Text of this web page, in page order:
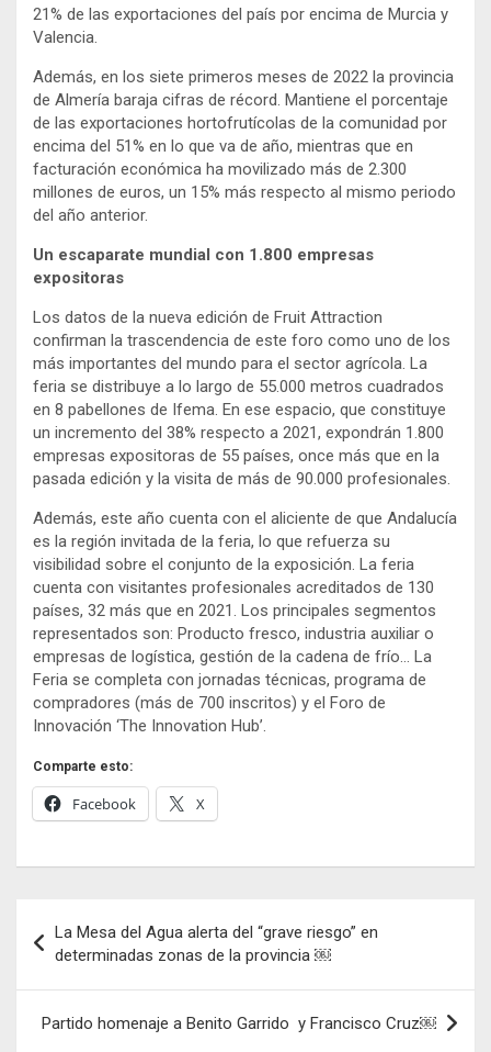
21% de las exportaciones del país por encima de Murcia y
Valencia.
Además, en los siete primeros meses de 2022 la provincia
de Almería baraja cifras de récord. Mantiene el porcentaje
de las exportaciones hortofrutícolas de la comunidad por
encima del 51% en lo que va de año, mientras que en
facturación económica ha movilizado más de 2.300
millones de euros, un 15% más respecto al mismo periodo
del año anterior.
Un escaparate mundial con 1.800 empresas
expositoras
Los datos de la nueva edición de Fruit Attraction
confirman la trascendencia de este foro como uno de los
más importantes del mundo para el sector agrícola. La
feria se distribuye a lo largo de 55.000 metros cuadrados
en 8 pabellones de Ifema. En ese espacio, que constituye
un incremento del 38% respecto a 2021, expondrán 1.800
empresas expositoras de 55 países, once más que en la
pasada edición y la visita de más de 90.000 profesionales.
Además, este año cuenta con el aliciente de que Andalucía
es la región invitada de la feria, lo que refuerza su
visibilidad sobre el conjunto de la exposición. La feria
cuenta con visitantes profesionales acreditados de 130
países, 32 más que en 2021. Los principales segmentos
representados son: Producto fresco, industria auxiliar o
empresas de logística, gestión de la cadena de frío… La
Feria se completa con jornadas técnicas, programa de
compradores (más de 700 inscritos) y el Foro de
Innovación ‘The Innovation Hub’.
Comparte esto:
Facebook X
de
entradas
La Mesa del Agua alerta del “grave riesgo” en
determinadas zonas de la provincia ￼
Partido homenaje a Benito Garrido y Francisco Cruz￼